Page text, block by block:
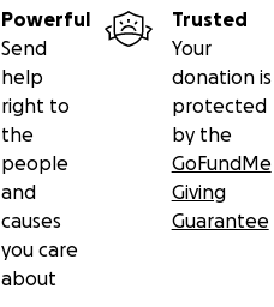
Powerful
Send
help
right to
the
people
and
causes
you care
about
Trusted
Your
donation is
protected
by the
GoFundMe
Giving
Guarantee